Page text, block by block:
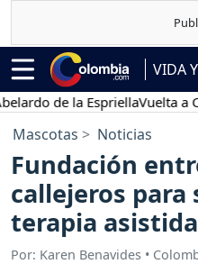
VIDA
de la EspriellaVuelta a
Mascotas Noticias
Fundación
callejeros para
terapia asistida
Por: Karen Benavides •